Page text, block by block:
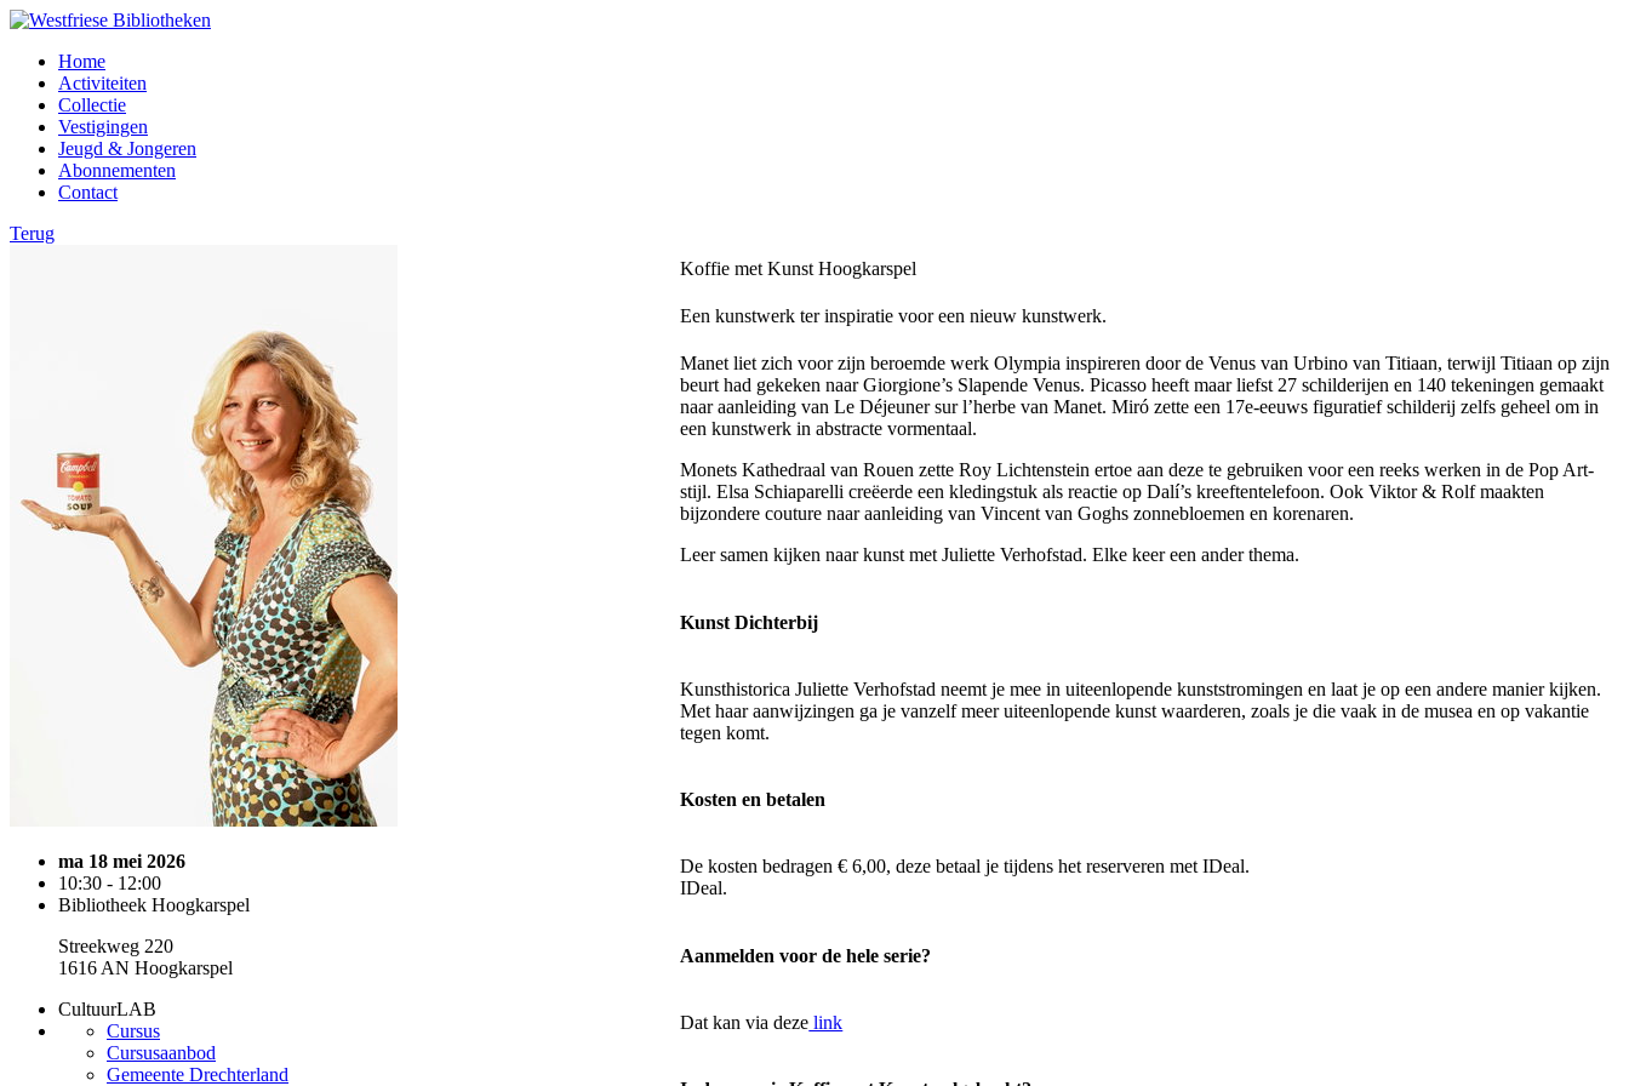
Home
Activiteiten
Collectie
Vestigingen
Jeugd & Jongeren
Abonnementen
Contact
Terug
ma 18 mei 2026
10:30 - 12:00
Bibliotheek Hoogkarspel
Streekweg 220
1616 AN Hoogkarspel
CultuurLAB
Cursus
Cursusaanbod
Gemeente Drechterland
Koffie met Kunst Hoogkarspel
Een kunstwerk ter inspiratie voor een nieuw kunstwerk.
Manet liet zich voor zijn beroemde werk Olympia inspireren door de Venus van Urbino van Titiaan, terwijl Titiaan op zijn
beurt had gekeken naar Giorgione’s Slapende Venus. Picasso heeft maar liefst 27 schilderijen en 140 tekeningen gemaakt
naar aanleiding van Le Déjeuner sur l’herbe van Manet. Miró zette een 17e-eeuws figuratief schilderij zelfs geheel om in
een kunstwerk in abstracte vormentaal.
Monets Kathedraal van Rouen zette Roy Lichtenstein ertoe aan deze te gebruiken voor een reeks werken in de Pop Art-
stijl. Elsa Schiaparelli creëerde een kledingstuk als reactie op Dalí’s kreeftentelefoon. Ook Viktor & Rolf maakten
bijzondere couture naar aanleiding van Vincent van Goghs zonnebloemen en korenaren.
Leer samen kijken naar kunst met Juliette Verhofstad. Elke keer een ander thema.
Kunst Dichterbij
Kunsthistorica Juliette Verhofstad neemt je mee in uiteenlopende kunststromingen en laat je op een andere manier kijken.
Met haar aanwijzingen ga je vanzelf meer uiteenlopende kunst waarderen, zoals je die vaak in de musea en op vakantie
tegen komt.
Kosten en betalen
De kosten bedragen € 6,00, deze betaal je tijdens het reserveren met IDeal.
IDeal.
Aanmelden voor de hele serie?
Dat kan via deze link